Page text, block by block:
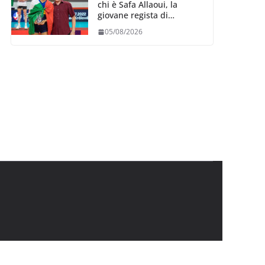
chi è Safa Allaoui, la
giovane regista di
collegiale di Cavalese
05/08/2026